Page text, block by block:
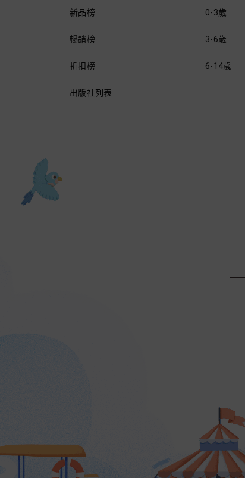
新品榜
暢銷榜
折扣榜
出版社列表
0-3歲
3-6歲
6-14歲